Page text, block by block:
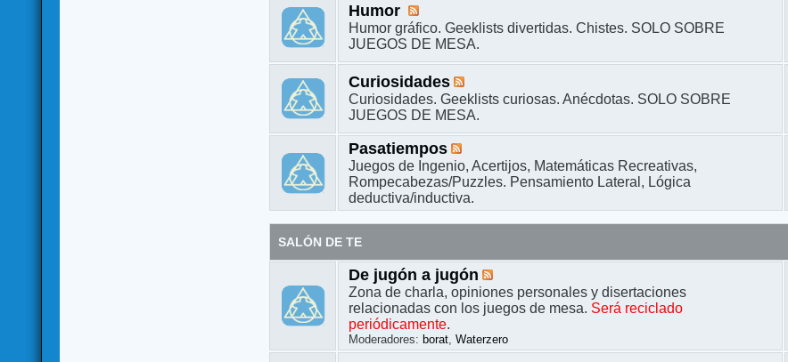
Humor
Humor gráfico. Geeklists divertidas. Chistes. SOLO SOBRE
JUEGOS DE MESA.
Curiosidades
Curiosidades. Geeklists curiosas. Anécdotas. SOLO SOBRE
JUEGOS DE MESA.
Pasatiempos
Juegos de Ingenio, Acertijos, Matemáticas Recreativas,
Rompecabezas/Puzzles. Pensamiento Lateral, Lógica
deductiva/inductiva.
SALÓN DE TE
De jugón a jugón
Zona de charla, opiniones personales y disertaciones
relacionadas con los juegos de mesa. Será reciclado
periódicamente.
Moderadores: borat ,Waterzero